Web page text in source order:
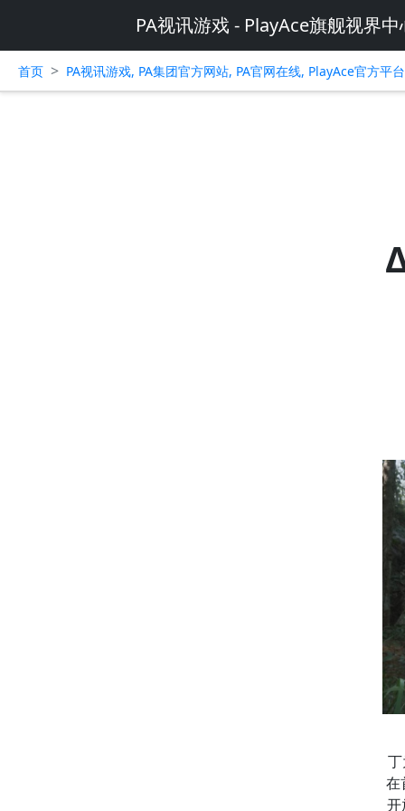
PA视讯游戏 - PlayAce旗舰视界中
首页 > PA视讯游戏, PA集团官方网站, PA官网在线, PlayAce官方平
在
开